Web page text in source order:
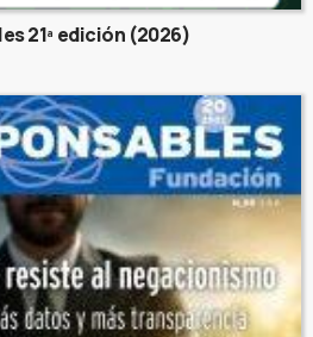
21ª edición (2026)